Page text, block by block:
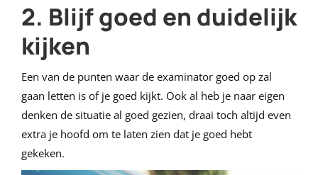
2. Blijf goed en duidelijk
kijken
Een van de punten waar de examinator goed op zal
gaan letten is of je goed kijkt. Ook al heb je naar eigen
denken de situatie al goed gezien, draai toch altijd even
extra je hoofd om te laten zien dat je goed hebt
gekeken.